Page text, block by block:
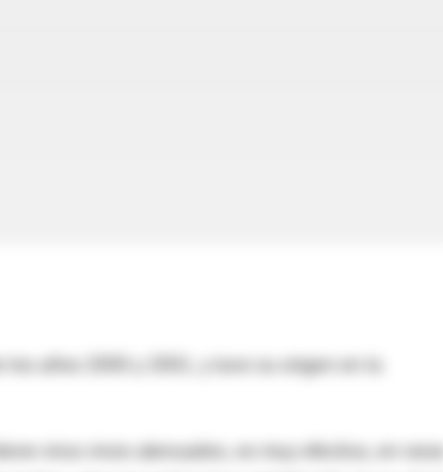
años 2000 y 2001, y tuvo su origen en la
virus vivos atenuados, es muy efectiva, en